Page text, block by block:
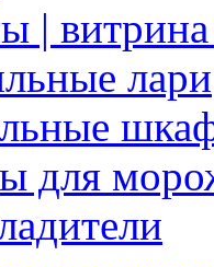
| витрина
лари
для